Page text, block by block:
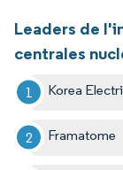
Leaders de
centrales
Korea
Framatome